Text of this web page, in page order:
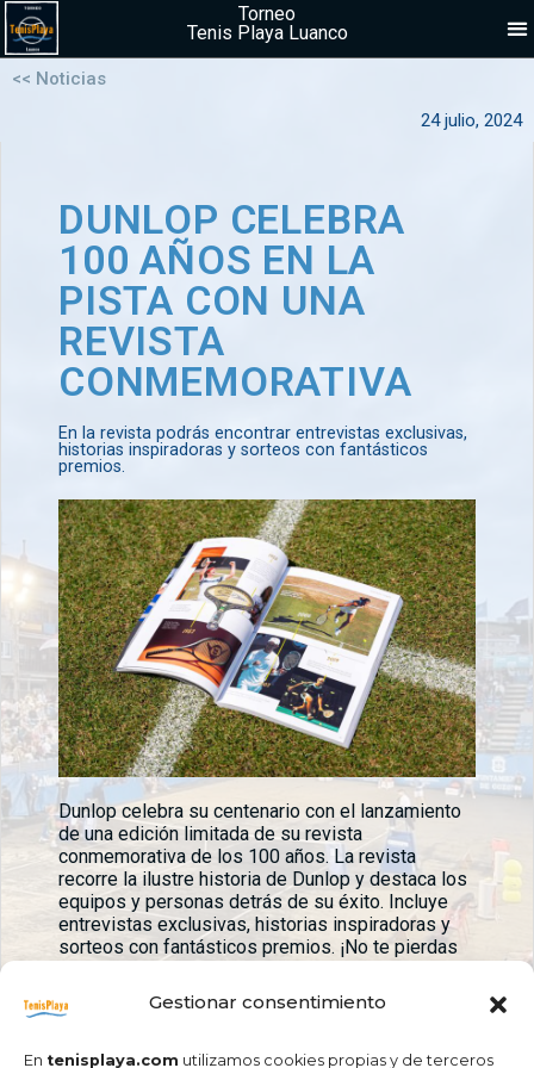
Gestionar consentimiento
En tenisplaya.com utilizamos cookies propias y de terceros
Torneo
Tenis Playa Luanco
<< Noticias
24 julio, 2024
DUNLOP CELEBRA
100 AÑOS EN LA
PISTA CON UNA
REVISTA
CONMEMORATIVA
En la revista podrás encontrar entrevistas exclusivas,
historias inspiradoras y sorteos con fantásticos
premios.
Dunlop celebra su centenario con el lanzamiento
de una edición limitada de su revista
conmemorativa de los 100 años. La revista
recorre la ilustre historia de Dunlop y destaca los
equipos y personas detrás de su éxito. Incluye
entrevistas exclusivas, historias inspiradoras y
sorteos con fantásticos premios. ¡No te pierdas
de Dunlop! Puedes acceder a la revista